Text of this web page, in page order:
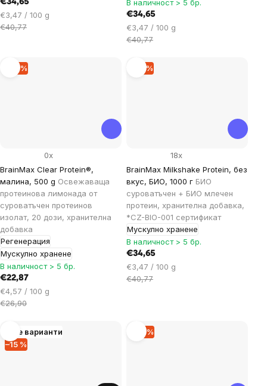
€34,65
Цена
за
€3,47 / 100 g
€40,77
В наличност > 5 бр.
€34,65
Цена
за
€3,47 / 100 g
€40,77
–14 %
BrainMax Clear Protein®,
малина, 500 g Освежаваща
протеинова лимонада от
суроватъчен протеинов
изолат, 20 дози, хранителна
добавка
Регенерация
Мускулно хранене
0x
В наличност > 5 бр.
€22,87
Цена
за
€4,57 / 100 g
€26,90
–15 %
BrainMax Milkshake Protein, без
вкус, БИО, 1000 г БИО
суроватъчен + БИО млечен
протеин, хранителна добавка,
*CZ-BIO-001 сертификат
Мускулно хранене
18x
В наличност > 5 бр.
€34,65
Цена
за
€3,47 / 100 g
€40,77
–15 %
Още варианти –14 %